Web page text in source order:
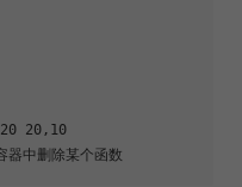
20,10
中删除某个函数